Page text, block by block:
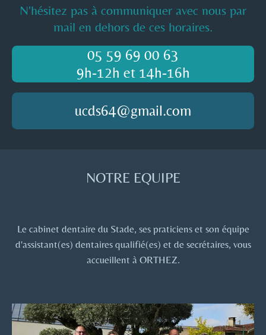
N'hésitez pas à communiquer avec nous par
mail en dehors de ces horaires.
05 59 69 00 63
9h-12h et 14h-16h
ucds64@gmail.com
NOTRE EQUIPE
Le cabinet dentaire du Stade, ses praticiens et son équipe
d'assistant(es) dentaires qualifié(es) et de secrétaires, vous
accueillent à ORTHEZ.